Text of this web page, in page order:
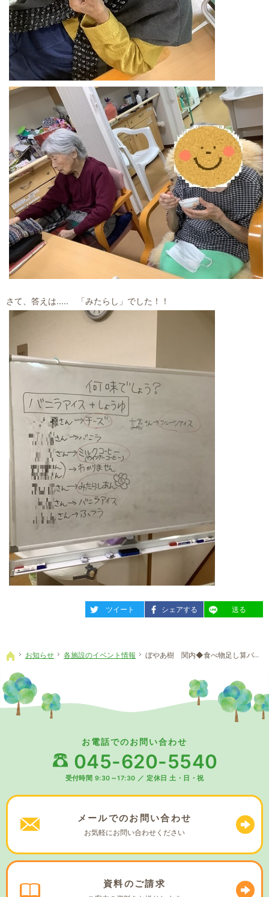
さて、答えは..... 「みたらし」でした！！
entry1383
ツイート entry1383
シェアする entry1383
送る
ホーム
お知らせ 各施設のイベント情報 ぼやあ樹 関内◆食べ物足し算パート３
お電話でのお問い合わせ
045-620-5540
受付時間 9:30～17:30 ／ 定休日 土・日・祝
メールでのお問い合わせ
お気軽にお問い合わせください
資料のご請求